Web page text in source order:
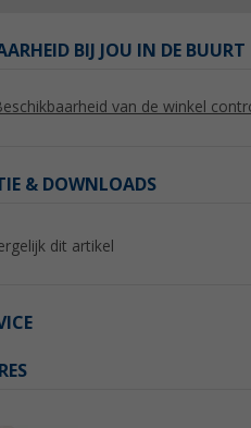
BIJ JOU IN DE BUURT
van de winkel
& DOWNLOADS
dit artikel